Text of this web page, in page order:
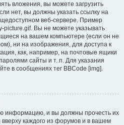
вложения, вы можете загрузить
нет, вы должны указать ссылку на
веб-сервере. Пример
picture.gif. Вы не можете указывать
на вашем компьютере (если он не
ни на изображения, для доступа к
как, например, на почтовые ящики
сайты и т. п. Для указания
в сообщениях тег BBCode [img].
информацию, и вы должны прочесть их
каждого из форумов и в вашем